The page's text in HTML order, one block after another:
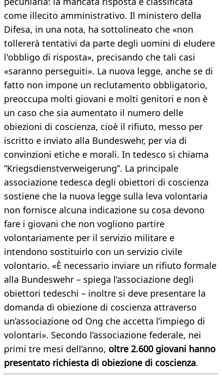
come illecito amministrativo. Il ministero della
Difesa, in una nota, ha sottolineato che «non
tollererà tentativi da parte degli uomini di eludere
l'obbligo di risposta», precisando che tali casi
«saranno perseguiti». La nuova legge, anche se di
fatto non impone un reclutamento obbligatorio,
preoccupa molti giovani e molti genitori e non è
un caso che sia aumentato il numero delle
obiezioni di coscienza, cioè il rifiuto, messo per
iscritto e inviato alla Bundeswehr, per via di
convinzioni etiche e morali. In tedesco si chiama
“Kriegsdienstverweigerung”. La principale
associazione tedesca degli obiettori di coscienza
sostiene che la nuova legge sulla leva volontaria
non fornisce alcuna indicazione su cosa devono
fare i giovani che non vogliono partire
volontariamente per il servizio militare e
intendono sostituirlo con un servizio civile
volontario. «È necessario inviare un rifiuto formale
alla Bundeswehr – spiega l’associazione degli
obiettori tedeschi – inoltre si deve presentare la
domanda di obiezione di coscienza attraverso
un’associazione od Ong che accetta l’impiego di
volontari». Secondo l’associazione federale, nei
primi tre mesi dell’anno, oltre 2.600 giovani hanno
presentato richiesta di obiezione di coscienza.